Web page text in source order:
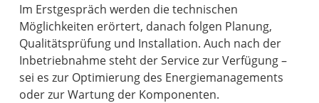
Im Erstgespräch werden die technischen
Möglichkeiten erörtert, danach folgen Planung,
Qualitätsprüfung und Installation. Auch nach der
Inbetriebnahme steht der Service zur Verfügung –
sei es zur Optimierung des Energiemanagements
oder zur Wartung der Komponenten.